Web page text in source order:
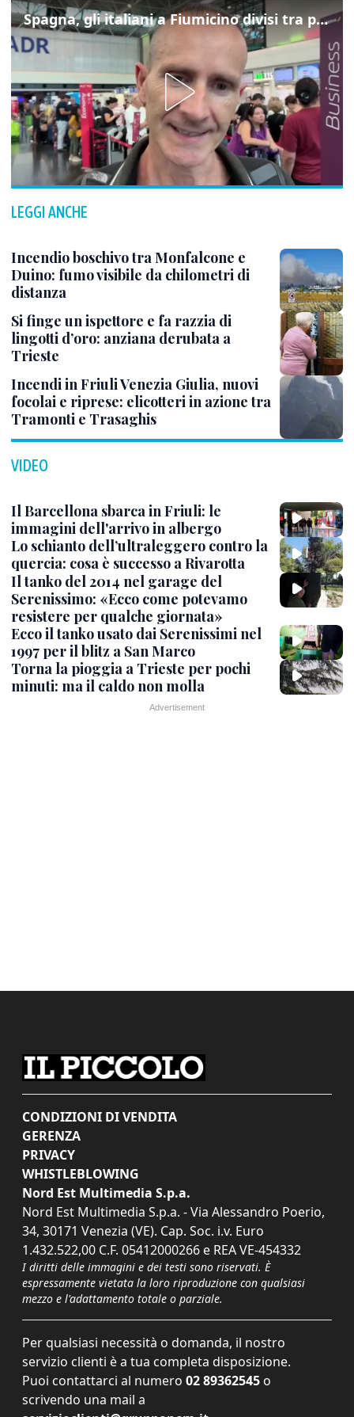
Spagna, gli italiani a Fiumicino divisi tra preoccupazione e dispiacere per i controlli
LEGGI ANCHE
Incendio boschivo tra Monfalcone e
Duino: fumo visibile da chilometri di
distanza
Si finge un ispettore e fa razzia di
lingotti d’oro: anziana derubata a
Trieste
Incendi in Friuli Venezia Giulia, nuovi
focolai e riprese: elicotteri in azione tra
Tramonti e Trasaghis
VIDEO
Il Barcellona sbarca in Friuli: le
immagini dell'arrivo in albergo
Lo schianto dell’ultraleggero contro la
quercia: cosa è successo a Rivarotta
Il tanko del 2014 nel garage del
Serenissimo: «Ecco come potevamo
resistere per qualche giornata»
Ecco il tanko usato dai Serenissimi nel
1997 per il blitz a San Marco
Torna la pioggia a Trieste per pochi
minuti: ma il caldo non molla
CONDIZIONI DI VENDITA
GERENZA
PRIVACY
WHISTLEBLOWING
Nord Est Multimedia S.p.a.
Nord Est Multimedia S.p.a. - Via Alessandro Poerio,
34, 30171 Venezia (VE). Cap. Soc. i.v. Euro
1.432.522,00 C.F. 05412000266 e REA VE-454332
I diritti delle immagini e dei testi sono riservati. È
espressamente vietata la loro riproduzione con qualsiasi
mezzo e l'adattamento totale o parziale.
Per qualsiasi necessità o domanda, il nostro
servizio clienti è a tua completa disposizione.
Puoi contattarci al numero 02 89362545 o
scrivendo una mail a